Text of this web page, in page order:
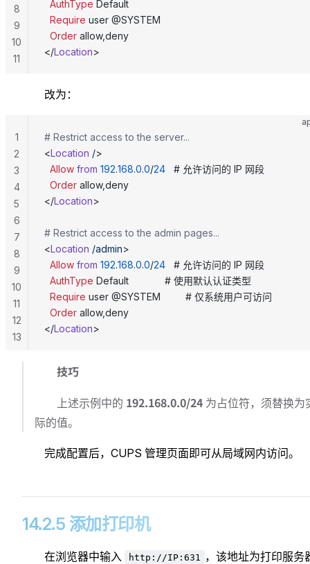
  AuthType
Default
  Require
user @SYSTEM
  Order
allow,deny
</Location>
8
9
10
11
改为：
# Restrict access to the server...
<Location />
  Allow
from 192.168.0.0/24
   # 允许访问的 IP 网段
  Order
allow,deny
</Location>
# Restrict access to the admin pages...
<Location /admin>
  Allow
from 192.168.0.0/24
   # 允许访问的 IP 网段
  AuthType
Default             # 使用默认认证类型
  Require
user @SYSTEM         # 仅系统用户可访问
  Order
allow,deny
</Location>
1
2
3
4
5
6
7
8
9
10
11
12
13
技巧
上述示例中的 192.168.0.0/24 为占位符，须替换为
际的值。
完成配置后，CUPS 管理页面即可从局域网内访问。
14.2.5 添加打印机
在浏览器中输入 http://IP:631
，该地址为打印服务